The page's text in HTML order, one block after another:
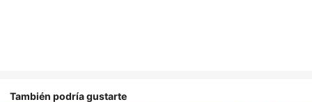
También podría gustarte